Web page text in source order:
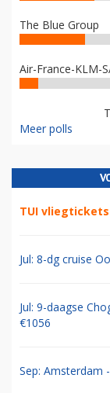
The Blue Group
Air-France-KLM-
Meer polls
TUI vliegtickets
Jul: 8-dg cruise
Jul: 9-daagse
€1056
Sep: Amsterdam